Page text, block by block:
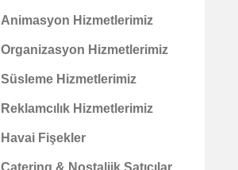
Animasyon Hizmetlerimiz
Organizasyon Hizmetlerimiz
Süsleme Hizmetlerimiz
Reklamcılık Hizmetlerimiz
Havai Fişekler
Catering & Nostaljik Satıcılar